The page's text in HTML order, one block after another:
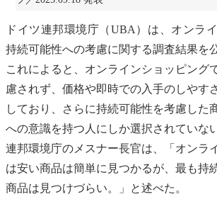
ドイツ連邦環境庁（UBA）は、オンラ
持続可能性への考慮に関する調査結果を
これによると、オンラインショッピング
慮されず、価格や即時での入手のしやす
しており、さらに持続可能性を考慮した
への意識を持つ人にしか選択されていな
連邦環境庁のメスナー長官は、「オンラ
は安い商品は簡単に見つかるが、最も持
商品は見つけづらい。」と述べた。